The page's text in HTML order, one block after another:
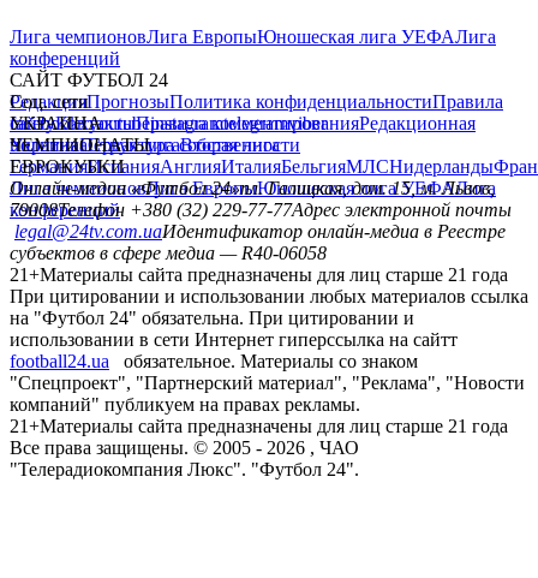
Лига чемпионовЛига ЕвропыЮношеская лига УЕФАЛига
конференций
САЙТ ФУТБОЛ 24
РедакцияПрогнозыПолитика конфиденциальностиПравила
сайтуКонтактыПравила комментированияРедакционная
политикаСтруктура собственности
Соц. сети
facebookxyoutubeinstagramtelegramviber
УКРАИНА
УкраинаПервая лигаВторая лига
ЧЕМПИОНАТЫ
ГерманияИспанияАнглияИталияБельгияМЛСНидерланды
ЕВРОКУБКИ
Лига чемпионовЛига ЕвропыЮношеская лига УЕФАЛига
конференций
Онлайн-медиа «Футбол 24»пл. Галицкая, дом. 15, м. Львов,
79008Телефон +380 (32) 229-77-77Адрес электронной почты
legal@24tv.com.uaИдентификатор онлайн-медиа в Реестре
субъектов в сфере медиа — R40-06058
21+Материалы сайта предназначены для лиц старше 21 года
При цитировании и использовании любых материалов ссылка
на "Футбол 24" обязательна. При цитировании и
использовании в сети Интернет гиперссылка на сайтт
football24.ua
обязательное. Материалы со знаком
"Спецпроект", "Партнерский материал", "Реклама", "Новости
компаний" публикуем на правах рекламы.
21+Материалы сайта предназначены для лиц старше 21 года
Все права защищены. © 2005 - 2026 , ЧАО
"Телерадиокомпания Люкс". "Футбол 24".